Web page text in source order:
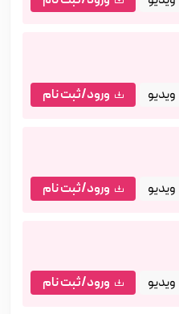
ویدیو ورود/ثبت نام
ویدیو ورود/ثبت نام
ویدیو ورود/ثبت نام